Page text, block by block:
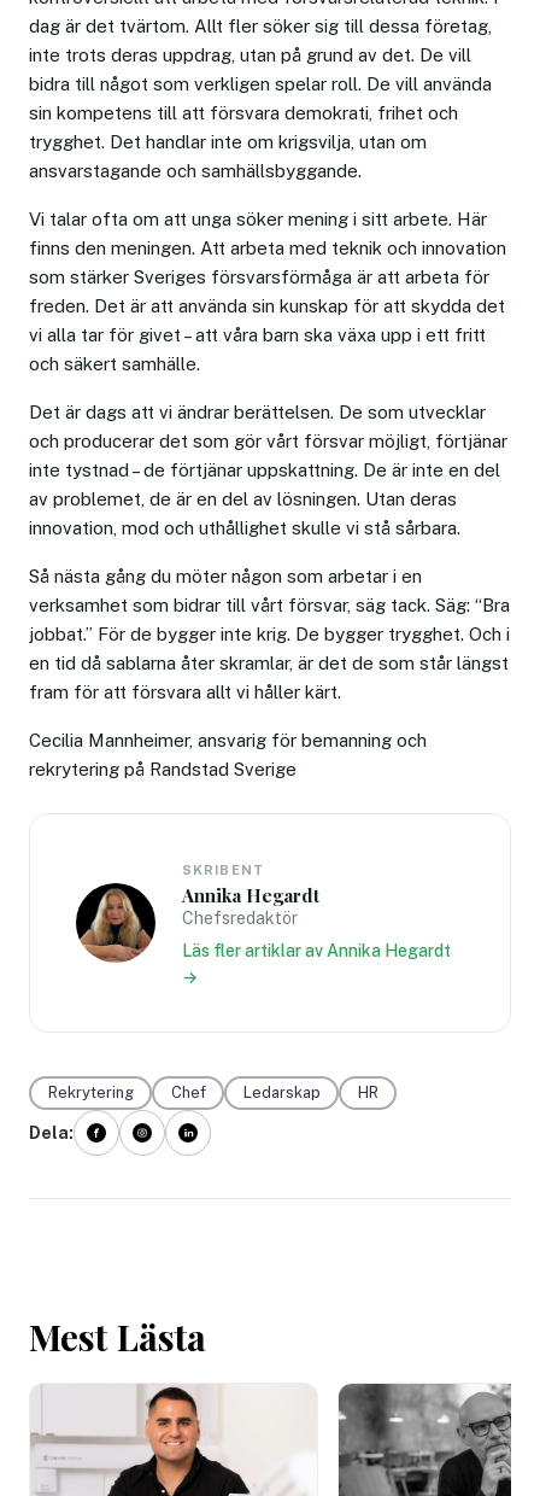
dag är det tvärtom. Allt fler söker sig till dessa företag,
inte trots deras uppdrag, utan på grund av det. De vill
bidra till något som verkligen spelar roll. De vill använda
sin kompetens till att försvara demokrati, frihet och
trygghet. Det handlar inte om krigsvilja, utan om
ansvarstagande och samhällsbyggande.
Vi talar ofta om att unga söker mening i sitt arbete. Här
finns den meningen. Att arbeta med teknik och innovation
som stärker Sveriges försvarsförmåga är att arbeta för
freden. Det är att använda sin kunskap för att skydda det
vi alla tar för givet – att våra barn ska växa upp i ett fritt
och säkert samhälle.
Det är dags att vi ändrar berättelsen. De som utvecklar
och producerar det som gör vårt försvar möjligt, förtjänar
inte tystnad – de förtjänar uppskattning. De är inte en del
av problemet, de är en del av lösningen. Utan deras
innovation, mod och uthållighet skulle vi stå sårbara.
Så nästa gång du möter någon som arbetar i en
verksamhet som bidrar till vårt försvar, säg tack. Säg: “Bra
jobbat.” För de bygger inte krig. De bygger trygghet. Och i
en tid då sablarna åter skramlar, är det de som står längst
fram för att försvara allt vi håller kärt.
Cecilia Mannheimer, ansvarig för bemanning och
rekrytering på Randstad Sverige
SKRIBENT
Annika Hegardt
Chefsredaktör
Läs fler artiklar av Annika Hegardt
→
Rekrytering Chef Ledarskap HR
Dela:
Mest Lästa